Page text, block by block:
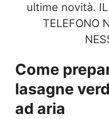
ultime novità. IL
TELEFONO
Come
lasagne
ad aria